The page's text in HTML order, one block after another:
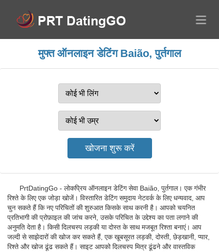
मुफ्त ऑनलाइन डेटिंग Baião, पुर्तगाल
PrtDatingGo - लोकप्रिय ऑनलाइन डेटिंग सेवा Baião, पुर्तगाल। एक गंभीर
रिश्ते के लिए एक जोड़ा खोजें। विस्तारित डेटिंग समुदाय नेटवर्क के लिए धन्यवाद, आप
चुन सकते हैं कि नए परिचितों की शुरुआत किसके साथ करनी है। आपको चयनित
प्रतिभागी की प्रोफ़ाइल की जांच करने, उसके परिचित के उद्देश्य का पता लगाने की
अनुमति देता है। किसी दिलचस्प लड़की या दोस्त के साथ मजबूत रिश्ता बनाएं। आप
जल्दी से साझेदारों की खोज कर सकते हैं, एक खूबसूरत लड़की, दोस्ती, छेड़खानी, प्यार,
रिश्ते और खोज ढूंढ सकते हैं। साइट आपको दिलचस्प मित्र ढूंढने और वास्तविक